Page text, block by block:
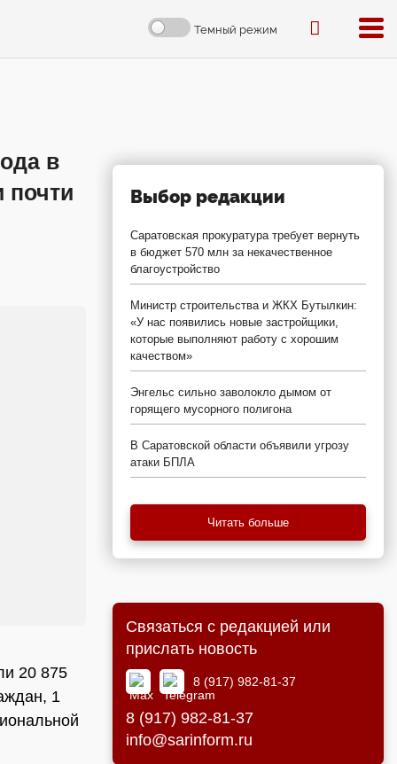
Темный режим
в
почти
20 875
1
Выбор редакции
Саратовская прокуратура требует вернуть
в бюджет 570 млн за некачественное
благоустройство
Министр строительства и ЖКХ Бутылкин:
«У нас появились новые застройщики,
которые выполняют работу с хорошим
качеством»
Энгельс сильно заволокло дымом от
горящего мусорного полигона
В Саратовской области объявили угрозу
атаки БПЛА
Читать больше
Связаться с редакцией или
прислать новость
8 (917) 982-81-37
8 (917) 982-81-37
info@sarinform.ru